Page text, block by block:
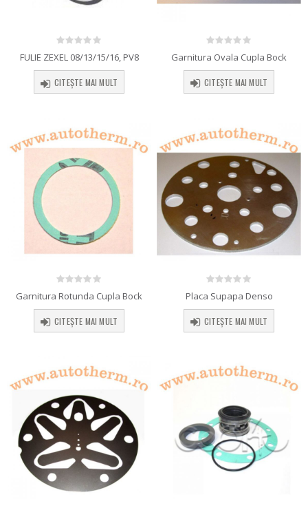
0out of 5
FULIE ZEXEL 08/13/15/16, PV8
CITEȘTE MAI MULT
out of 5
Garnitura Ovala Cupla Bock
CITEȘTE MAI MULT
0out of 5
Garnitura Rotunda Cupla Bock
CITEȘTE MAI MULT
0out of 5
Placa Supapa Denso
CITEȘTE MAI MULT